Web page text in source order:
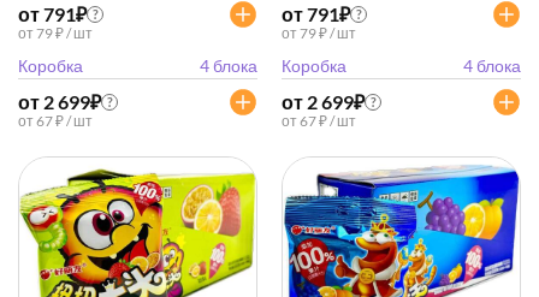
от 791₽ ?
от 79 ₽ / шт
Коробка 4 блока
от 2 699₽ ?
от 67 ₽ / шт
от 791₽ ?
от 79 ₽ / шт
Коробка 4 блока
от 2 699₽ ?
от 67 ₽ / шт